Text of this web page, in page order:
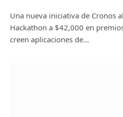
Una nueva iniciativa de Cronos
Hackathon a $42,000 en
creen aplicaciones de…